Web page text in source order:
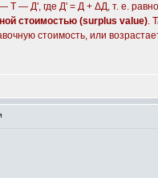
— Д', где Д' = Д + ΔД, т. е.
стоимостью (surplus value).
стоимость, или